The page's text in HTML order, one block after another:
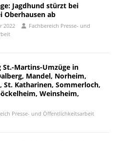
Jagdhund stürzt bei
Oberhausen ab
2022
Fachbereich Presse- und
St.-Martins-Umzüge in
Mandel, Norheim,
St. Katharinen, Sommerloch,
Weinsheim,
Presse- und Öffentlichkeitsarbeit